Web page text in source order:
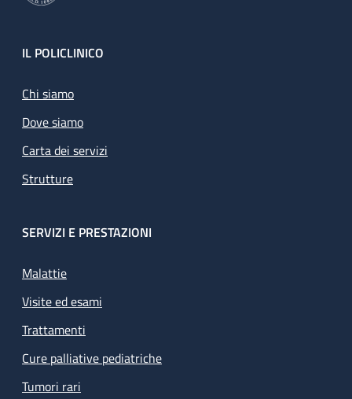
Footer
IL POLICLINICO
Chi siamo
Dove siamo
Carta dei servizi
Strutture
SERVIZI E PRESTAZIONI
Malattie
Visite ed esami
Trattamenti
Cure palliative pediatriche
Tumori rari